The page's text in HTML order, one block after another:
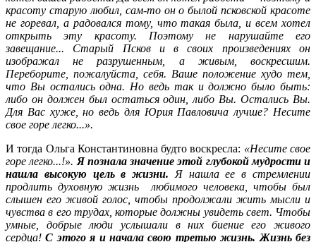
красоту старую любил, сам-то он о былой псковской красоте
не горевал, а радовался тому, что такая была, и всем хотел
открыть эту красоту. Поэтому не нарушайте его
завещание... Старый Псков и в своих произведениях он
изображал не разрушенным, а живым, воскресшим.
Переборите, пожалуйста, себя. Ваше положение худо тем,
что Вы остались одна. Но ведь так и должно было быть:
либо он должен был остаться один, либо Вы. Остались Вы.
Для Вас хуже, но ведь для Юрия Павловича лучше? Несите
свое горе легко...».
И тогда Ольга Константиновна будто воскресла: «Несите свое
горе легко...!». Я познала значение этой глубокой мудрости и
нашла высокую цель в жизни. Я нашла ее в стремлении
продлить духовную жизнь любимого человека, чтобы был
слышен его живой голос, чтобы продолжали жить мысли и
чувства в его трудах, которые должны увидеть свет. Чтобы
умные, добрые люди услышали в них биение его живого
сердца!С этого я и начала свою третью жизнь. Жизнь без